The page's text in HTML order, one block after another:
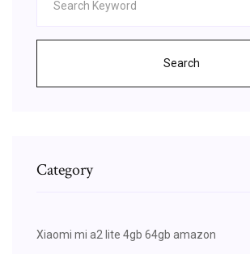
Search
Category
Xiaomi mi a2 lite 4gb 64gb amazon